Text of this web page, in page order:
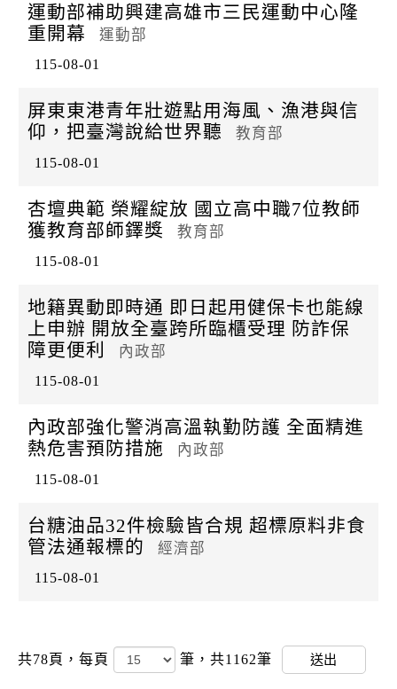
運動部補助興建高雄市三民運動中心隆
重開幕
運動部
115-08-01
屏東東港青年壯遊點用海風、漁港與信
仰，把臺灣說給世界聽
教育部
115-08-01
杏壇典範 榮耀綻放 國立高中職7位教師
獲教育部師鐸獎
教育部
115-08-01
地籍異動即時通 即日起用健保卡也能線
上申辦 開放全臺跨所臨櫃受理 防詐保
障更便利
內政部
115-08-01
內政部強化警消高溫執勤防護 全面精進
熱危害預防措施
內政部
115-08-01
台糖油品32件檢驗皆合規 超標原料非食
管法通報標的
經濟部
115-08-01
共78頁， 每頁 筆，共1162筆 送出